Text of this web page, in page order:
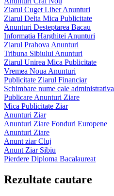
Ziarul Cuget Liber Anunturi
Ziarul Delta Mica Publicitate
Anunturi Desteptarea Bacau
Informatia Harghitei Anunturi
Ziarul Prahova Anunturi
Tribuna Sibiului Anunturi
Ziarul Unirea Mica Publicitate
Vremea Noua Anunturi
Publicitate Ziarul Financiar
Schimbare nume cale administrativa
Publicare Anunturi Ziare
Mica Publicitate Ziar
Anunturi Ziar
Anunturi Ziare Fonduri Europene
Anunturi Ziare
Anunt ziar Cluj
Anunt Ziar Sibiu
Pierdere Diploma Bacalaureat
Rezultate cautare